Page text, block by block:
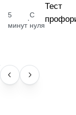
5
минут
·
С
нуля
Тест
НАВЫК